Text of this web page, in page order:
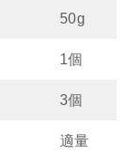
50g
1個
3個
適量